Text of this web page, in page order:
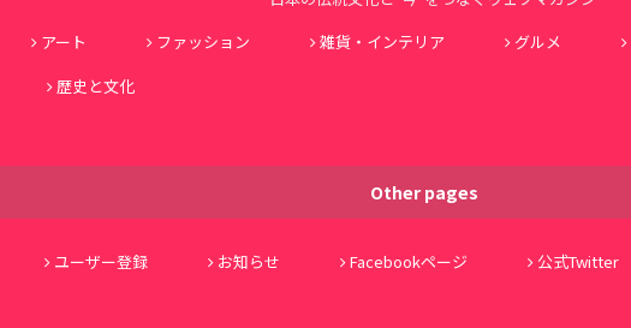
アート ファッション 雑貨・インテリア グルメ
歴史と文化
Other pages
ユーザー登録 お知らせ Facebookページ 公式Twitter